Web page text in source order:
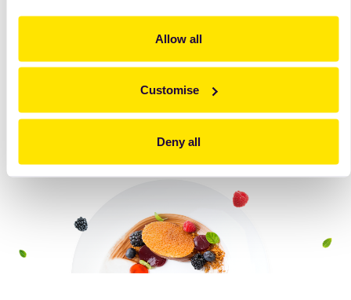
Allow all
Customise
Deny all
oferować produkty dopasowane do aktualnych trendów
oraz potrzeb rynkowych.